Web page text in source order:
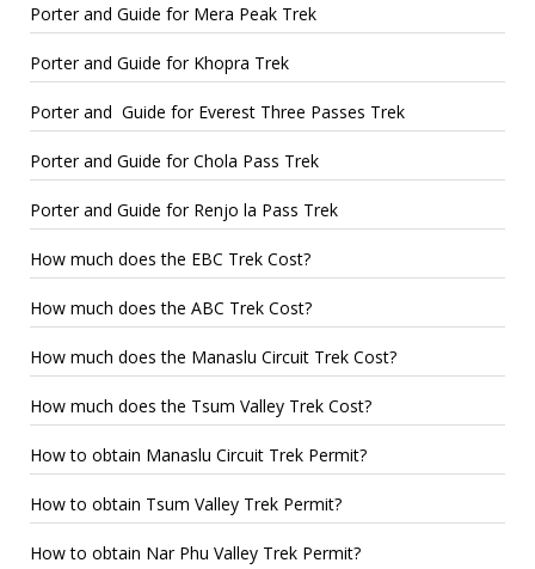
Porter and Guide for Mera Peak Trek
Porter and Guide for Khopra Trek
Porter and Guide for Everest Three Passes Trek
Porter and Guide for Chola Pass Trek
Porter and Guide for Renjo la Pass Trek
How much does the EBC Trek Cost?
How much does the ABC Trek Cost?
How much does the Manaslu Circuit Trek Cost?
How much does the Tsum Valley Trek Cost?
How to obtain Manaslu Circuit Trek Permit?
How to obtain Tsum Valley Trek Permit?
How to obtain Nar Phu Valley Trek Permit?